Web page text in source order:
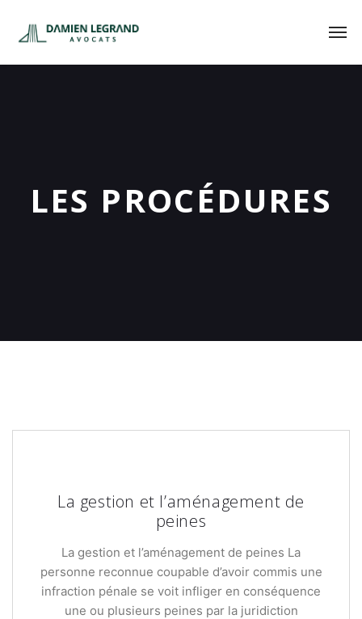
LES PROCÉDURES
La gestion et l’aménagement de
peines
La gestion et l’aménagement de peines La
personne reconnue coupable d’avoir commis une
infraction pénale se voit infliger en conséquence
une ou plusieurs peines par la juridiction